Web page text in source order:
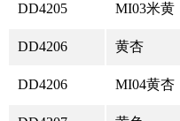
DD4205 MI03米黄
DD4206 黄杏
DD4206 MI04黄杏